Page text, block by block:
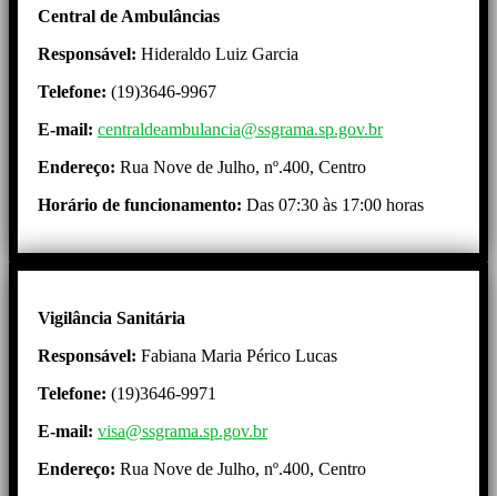
Central de Ambulâncias
Responsável: Hideraldo Luiz Garcia
Telefone: (19)3646-9967
E-mail: centraldeambulancia@ssgrama.sp.gov.br
Endereço: Rua Nove de Julho, nº.400, Centro
Horário de funcionamento: Das 07:30 às 17:00 horas
Vigilância Sanitária
Responsável: Fabiana Maria Périco Lucas
Telefone: (19)3646-9971
E-mail: visa@ssgrama.sp.gov.br
Endereço: Rua Nove de Julho, nº.400, Centro